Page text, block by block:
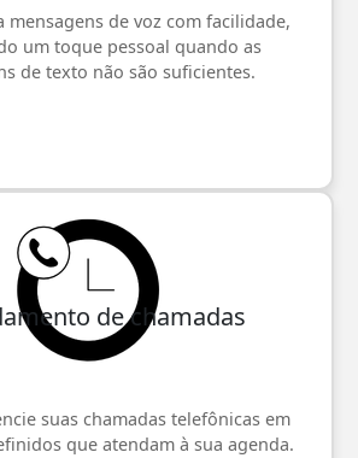
mensagens de voz com facilidade,
um toque pessoal quando as
de texto não são suficientes.
de chamadas
suas chamadas telefônicas em
que atendam à sua agenda.